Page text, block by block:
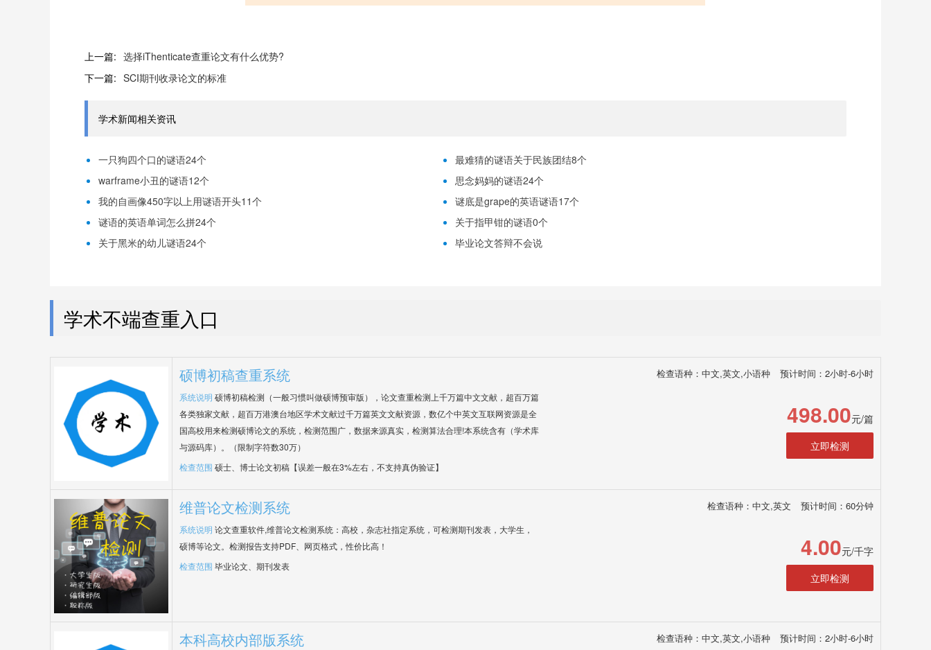
上一篇: 选择iThenticate查重论文有什么优势?
下一篇: SCI期刊收录论文的标准
学术新闻相关资讯
一只狗四个口的谜语24个
最难猜的谜语关于民族团结8个
warframe小丑的谜语12个
思念妈妈的谜语24个
我的自画像450字以上用谜语开头11个
谜底是grape的英语谜语17个
谜语的英语单词怎么拼24个
关于指甲钳的谜语0个
关于黑米的幼儿谜语24个
毕业论文答辩不会说
学术不端查重入口
硕博初稿查重系统 检查语种：中文,英文,小语种 预计时间：2小时-6小时
系统说明 硕博初稿检测（一般习惯叫做硕博预审版），论文查重检测上千万篇中文文献，超百万篇
各类独家文献，超百万港澳台地区学术文献过千万篇英文文献资源，数亿个中英文互联网资源是全
国高校用来检测硕博论文的系统，检测范围广，数据来源真实，检测算法合理!本系统含有（学术库
与源码库）。（限制字符数30万）
检查范围 硕士、博士论文初稿【误差一般在3%左右，不支持真伪验证】
498.00元/篇
立即检测
维普论文检测系统 检查语种：中文,英文 预计时间：60分钟
系统说明 论文查重软件,维普论文检测系统：高校，杂志社指定系统，可检测期刊发表，大学生，
硕博等论文。检测报告支持PDF、网页格式，性价比高！
检查范围 毕业论文、期刊发表
4.00元/千字
立即检测
本科高校内部版系统 检查语种：中文,英文,小语种 预计时间：2小时-6小时